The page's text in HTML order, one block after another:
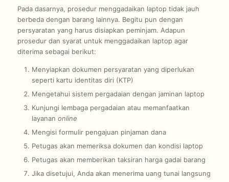
Pada dasarnya, prosedur menggadaikan laptop tidak jauh
berbeda dengan barang lainnya. Begitu pun dengan
persyaratan yang harus disiapkan peminjam. Adapun
prosedur dan syarat untuk menggadaikan laptop agar
diterima sebagai berikut:
Menyiapkan dokumen persyaratan yang diperlukan
seperti kartu identitas diri (KTP)
Mengetahui sistem pergadaian dengan jaminan laptop
Kunjungi lembaga pergadaian atau memanfaatkan
layanan online
Mengisi formulir pengajuan pinjaman dana
Petugas akan memeriksa dokumen dan kondisi laptop
Petugas akan memberikan taksiran harga gadai barang
Jika disetujui, Anda akan menerima uang tunai langsung